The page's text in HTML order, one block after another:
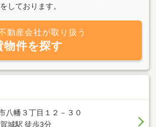
しております。
動産会社が取り扱う
物件を探す
八幡３丁目１２－３０
城駅 徒歩3分